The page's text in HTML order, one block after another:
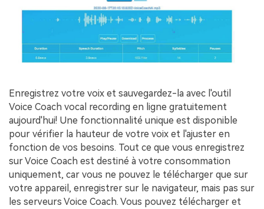
Enregistrez votre voix et sauvegardez-la avec l'outil
Voice Coach vocal recording en ligne gratuitement
aujourd'hui! Une fonctionnalité unique est disponible
pour vérifier la hauteur de votre voix et l'ajuster en
fonction de vos besoins. Tout ce que vous enregistrez
sur Voice Coach est destiné à votre consommation
uniquement, car vous ne pouvez le télécharger que sur
votre appareil, enregistrer sur le navigateur, mais pas sur
les serveurs Voice Coach. Vous pouvez télécharger et